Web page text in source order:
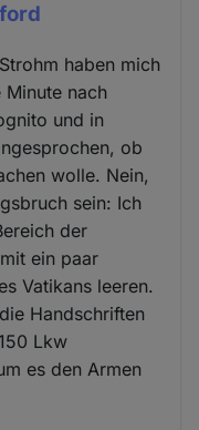
haben mich
nach
und in
ob
wolle. Nein,
sein: Ich
der
ein paar
Vatikans leeren.
Handschriften
Lkw
es den Armen